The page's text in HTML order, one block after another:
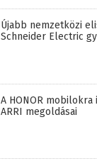
Újabb nemzetközi
Schneider Electric
A HONOR
ARRI megoldásai